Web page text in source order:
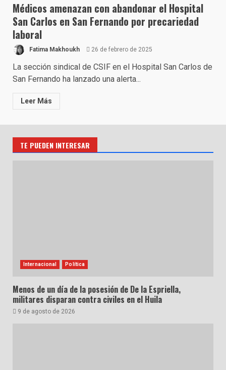
Médicos amenazan con abandonar el Hospital
San Carlos en San Fernando por precariedad
laboral
Fatima Makhoukh 26 de febrero de 2025
La sección sindical de CSIF en el Hospital San Carlos de
San Fernando ha lanzado una alerta...
Leer Más
TE PUEDEN INTERESAR
Internacional Política
Menos de un día de la posesión de De la Espriella,
militares disparan contra civiles en el Huila
9 de agosto de 2026